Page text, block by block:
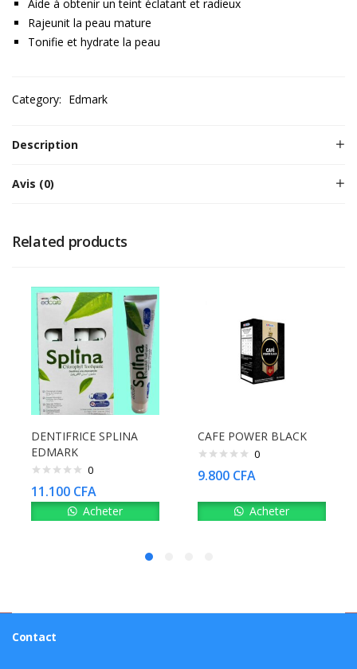
Aide à obtenir un teint éclatant et radieux
Rajeunit la peau mature
Tonifie et hydrate la peau
Category: Edmark
Description
Avis (0)
Related products
DENTIFRICE SPLINA
EDMARK
0
11.100 CFA
Acheter
CAFE POWER BLACK
0
9.800 CFA
Acheter
Contact